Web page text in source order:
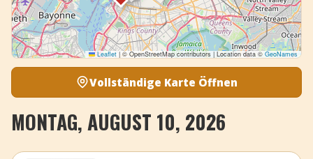
Leaflet |© OpenStreetMap contributors | Location data ©GeoNames
Vollständige Karte Öffnen
MONTAG, AUGUST 10, 2026